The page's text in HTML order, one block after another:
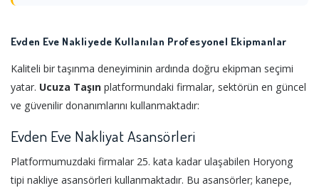
Evden Eve Nakliyede Kullanılan Profesyonel Ekipmanlar
Kaliteli bir taşınma deneyiminin ardında doğru ekipman seçimi
yatar. Ucuza Taşın platformundaki firmalar, sektörün en güncel
ve güvenilir donanımlarını kullanmaktadır:
Evden Eve Nakliyat Asansörleri
Platformumuzdaki firmalar 25. kata kadar ulaşabilen Horyong
tipi nakliye asansörleri kullanmaktadır. Bu asansörler; kanepe,